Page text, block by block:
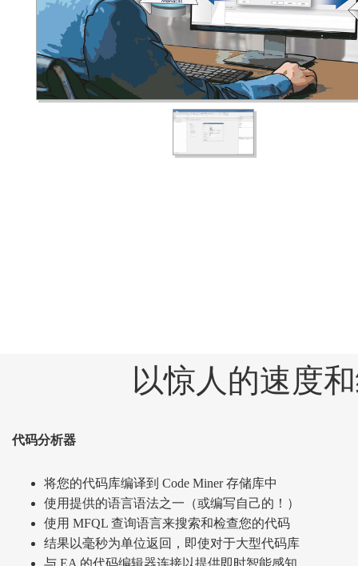
以惊人的速度
代码分析器
将您的代码库编译到 Code Miner 存储库中
使用提供的语言语法之一（或编写自己的！）
使用 MFQL 查询语言来搜索和检查您的代码
结果以毫秒为单位返回，即使对于大型代码库
与 EA 的代码编辑器连接以提供即时智能感知